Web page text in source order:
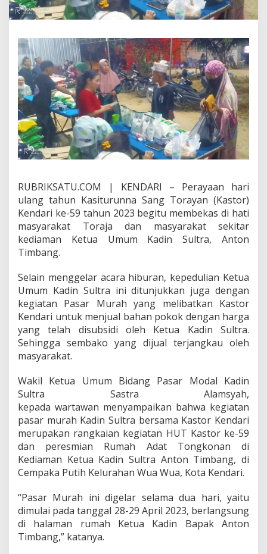
D
i
a
n
g
k
a
i
k
a
n
D
e
n
n
P
a
a
r
r
a
h
W
a
r
g
c
p
k
a
n
e
i
a
K
a
i
RUBRIKSATU.COM | KENDARI – Perayaan hari
ulang tahun Kasiturunna Sang Torayan (Kastor)
Kendari ke-59 tahun 2023 begitu membekas di hati
masyarakat Toraja dan masyarakat sekitar
kediaman Ketua Umum Kadin Sultra, Anton
Timbang.
Selain menggelar acara hiburan, kepedulian Ketua
Umum Kadin Sultra ini ditunjukkan juga dengan
kegiatan Pasar Murah yang melibatkan Kastor
Kendari untuk menjual bahan pokok dengan harga
yang telah disubsidi oleh Ketua Kadin Sultra.
Sehingga sembako yang dijual terjangkau oleh
masyarakat.
Wakil Ketua Umum Bidang Pasar Modal Kadin
Sultra Sastra Alamsyah,
kepada wartawan menyampaikan bahwa kegiatan
pasar murah Kadin Sultra bersama Kastor Kendari
merupakan rangkaian kegiatan HUT Kastor ke-59
dan peresmian Rumah Adat Tongkonan di
Kediaman Ketua Kadin Sultra Anton Timbang, di
Cempaka Putih Kelurahan Wua Wua, Kota Kendari.
“Pasar Murah ini digelar selama dua hari, yaitu
dimulai pada tanggal 28-29 April 2023, berlangsung
di halaman rumah Ketua Kadin Bapak Anton
Timbang,” katanya.